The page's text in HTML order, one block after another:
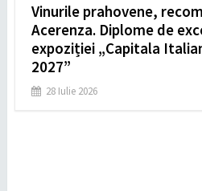
Vinurile prahovene,
Acerenza. Diplome de
expoziției „Capitala
2027”
28 Iulie 2026